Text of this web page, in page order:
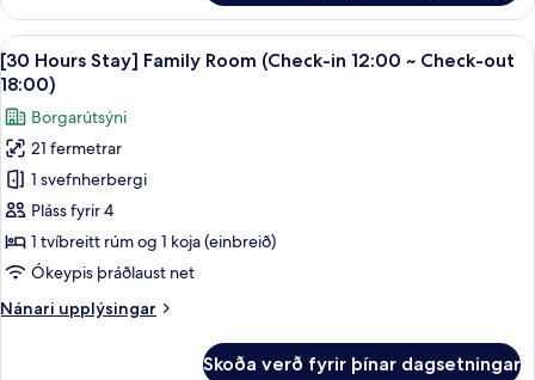
~
Check-
out
18:00)
Hours
Stay]
Standard
Twin
(Check-
in
12:00
Check-
18:00)
Skoða
allar
myndir
fyrir
[30
Hours
Stay]
Family
Room
in
Rúmföt af bestu gerð, dúnsængur,
6
[30 Hours Stay] Family Room (Check-in 12:00 ~ Check-out
18:00)
Borgarútsýni
21 fermetrar
1 svefnherbergi
Pláss fyrir 4
1 tvíbreitt rúm og 1 koja (einbreið)
Ókeypis þráðlaust net
Nánari upplýsingar
Nánari
Skoða verð fyrir þínar dagsetningar